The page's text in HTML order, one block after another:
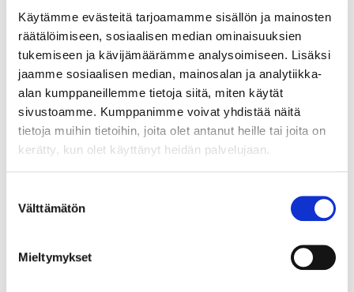
Käytämme evästeitä tarjoamamme sisällön ja mainosten
räätälöimiseen, sosiaalisen median ominaisuuksien
tukemiseen ja kävijämäärämme analysoimiseen. Lisäksi
jaamme sosiaalisen median, mainosalan ja analytiikka-
alan kumppaneillemme tietoja siitä, miten käytät
sivustoamme. Kumppanimme voivat yhdistää näitä
tietoja muihin tietoihin, joita olet antanut heille tai joita on
kerätty, kun olet käyttänyt heidän palvelujaan.
valinta
Välttämätön
Mieltymykset
yritysten investointiriskiä ja
maksimoidaan hyödyn
mahdollisuus.Etlan
tutkimuksen (Uutta arvoa
palveluista/ETLA
B256) mukaan
palveluliiketoiminnan
merkitys yritysten
tulevaisuuden kasvulle nousee
Palveluliiketoimintaan luetaan
tuotannollisten yritysten